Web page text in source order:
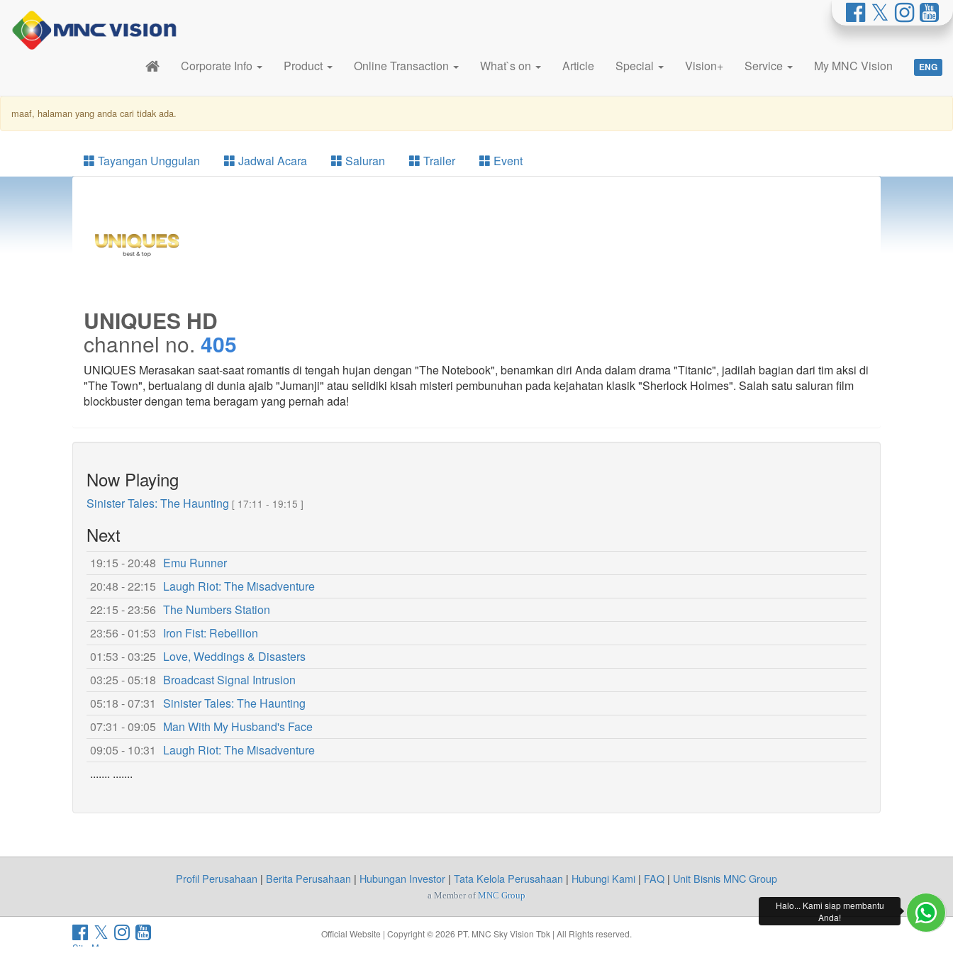
Corporate Info Product Online Transaction What`s on Article Special Vision+ Service My MNC Vision ENG
maaf, halaman yang anda cari tidak ada.
Tayangan Unggulan Jadwal Acara Saluran Trailer Event
UNIQUES HD
channel no. 405
UNIQUES Merasakan saat-saat romantis di tengah hujan dengan "The Notebook", benamkan diri Anda dalam drama "Titanic", jadilah bagian dari tim aksi di
"The Town", bertualang di dunia ajaib "Jumanji" atau selidiki kisah misteri pembunuhan pada kejahatan klasik "Sherlock Holmes". Salah satu saluran film
blockbuster dengan tema beragam yang pernah ada!
Now Playing
Sinister Tales: The Haunting [ 17:11 - 19:15 ]
Next
19:15 - 20:48 Emu Runner
20:48 - 22:15 Laugh Riot: The Misadventure
22:15 - 23:56 The Numbers Station
23:56 - 01:53 Iron Fist: Rebellion
01:53 - 03:25 Love, Weddings & Disasters
03:25 - 05:18 Broadcast Signal Intrusion
05:18 - 07:31 Sinister Tales: The Haunting
07:31 - 09:05 Man With My Husband's Face
09:05 - 10:31
Laugh Riot: The Misadventure
....... .......
Profil Perusahaan | Berita Perusahaan | Hubungan Investor | Tata Kelola Perusahaan | Hubungi Kami | FAQ | Unit Bisnis MNC Group
a Member ofMNC Group
Halo... Kami siap membantu
Anda!
Site Map
Official Website | Copyright © 2026 PT. MNC Sky Vision Tbk | All Rights reserved.